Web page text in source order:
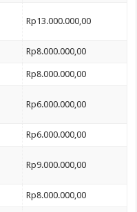
Rp13.000.000,00
Rp8.000.000,00
Rp8.000.000,00
Rp6.000.000,00
Rp6.000.000,00
Rp9.000.000,00
Rp8.000.000,00